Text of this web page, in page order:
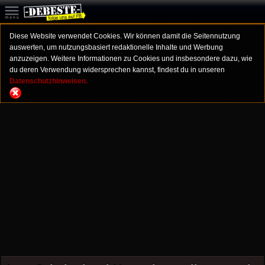
Diese Website verwendet Cookies. Wir können damit die Seitennutzung
auswerten, um nutzungsbasiert redaktionelle Inhalte und Werbung
anzuzeigen. Weitere Informationen zu Cookies und insbesondere dazu, wie
du deren Verwendung widersprechen kannst, findest du in unseren
Datenschutzhinweisen.